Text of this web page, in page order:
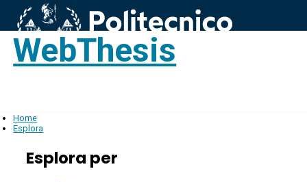
WebThesis
Home
Esplora
Esplora per